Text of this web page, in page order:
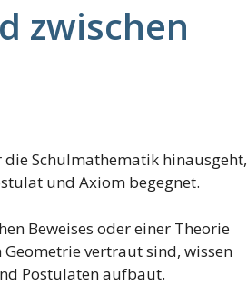
zwischen
Schulmathematik hinausgeht,
und Axiom begegnet.
Beweises oder einer Theorie
vertraut sind, wissen
Postulaten aufbaut.